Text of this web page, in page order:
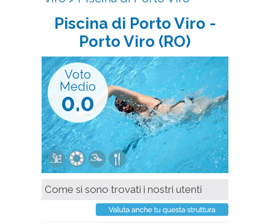
Piscina di Porto Viro -
Porto Viro (RO)
Voto
Medio
0.0
Come si sono trovati i nostri utenti